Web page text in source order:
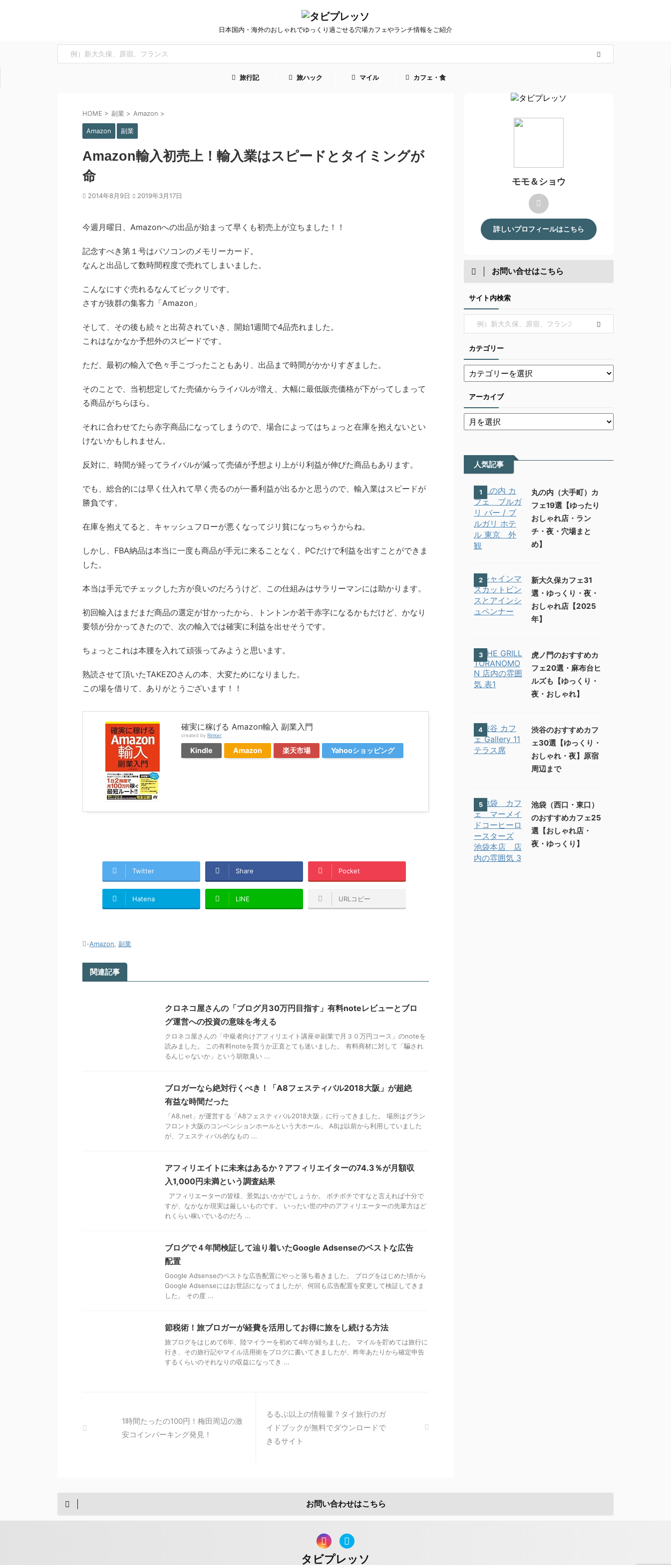
日本国内・海外のおしゃれでゆっくり過ごせる穴場カフェやランチ情報をご紹介
旅行記 旅ハック マイル カフェ・食
HOME > 副業 > Amazon >
Amazon 副業
Amazon輸入初売上！輸入業はスピードとタイミングが
命
2014年8月9日 2019年3月17日
今週月曜日、Amazonへの出品が始まって早くも初売上が立ちました！！
記念すべき第１号はパソコンのメモリーカード。
なんと出品して数時間程度で売れてしまいました。
こんなにすぐ売れるなんてビックリです。
さすが抜群の集客力「Amazon」
そして、その後も続々と出荷されていき、開始1週間で4品売れました。
これはなかなか予想外のスピードです。
ただ、最初の輸入で色々手こづったこともあり、出品まで時間がかかりすぎました。
そのことで、当初想定してた売値からライバルが増え、大幅に最低販売価格が下がってしまって
る商品がちらほら。
それに合わせてたら赤字商品になってしまうので、場合によってはちょっと在庫を抱えないとい
けないかもしれません。
反対に、時間が経ってライバルが減って売値が予想より上がり利益が伸びた商品もあります。
でも、総合的には早く仕入れて早く売るのが一番利益が出るかと思うので、輸入業はスピードが
勝負です。
在庫を抱えてると、キャッシュフローが悪くなってジリ貧になっちゃうからね。
しかし、FBA納品は本当に一度も商品が手元に来ることなく、PCだけで利益を出すことができま
した。
本当は手元でチェックした方が良いのだろうけど、この仕組みはサラリーマンには助かります。
初回輸入はまだまだ商品の選定が甘かったから、トントンか若干赤字になるかもだけど、かなり
要領が分かってきたので、次の輸入では確実に利益を出せそうです。
ちょっとこれは本腰を入れて頑張ってみようと思います。
熟読させて頂いたTAKEZOさんの本、大変ためになりました。
この場を借りて、ありがとうございます！！
確実に稼げる Amazon輸入 副業入門
created by Rinker
Kindle Amazon 楽天市場 Yahooショッピング
Twitter Share Pocket
Hatena LINE URLコピー
-Amazon 副業
関連記事
クロネコ屋さんの「ブログ月30万円目指す」有料noteレビューとブロ
グ運営への投資の意味を考える
クロネコ屋さんの「中級者向けアフィリエイト講座＠副業で月３０万円コース」のnoteを
読みました。 この有料noteを買うか正直とても迷いました。 有料商材に対して「騙され
るんじゃないか」という胡散臭い ...
ブロガーなら絶対行くべき！「A8フェスティバル2018大阪」が超絶
有益な時間だった
「A8.net」が運営する「A8フェスティバル2018大阪」に行ってきました。 場所はグラン
フロント大阪のコンベンションホールという大ホール。 A8は以前から利用していました
が、フェスティバル的なもの ...
アフィリエイトに未来はあるか？アフィリエイターの74.3％が月額収
入1,000円未満という調査結果
アフィリエーターの皆様、景気はいかがでしょうか。 ボチボチですなと言えれば十分で
すが、なかなか現実は厳しいものです。 いったい世の中のアフィリエーターの先輩方はど
れくらい稼いでいるのだろ ...
ブログで４年間検証して辿り着いたGoogle Adsenseのベストな広告
配置
Google Adsenseのベストな広告配置にやっと落ち着きました。 ブログをはじめた頃から
Google Adsenseにはお世話になってましたが、何回も広告配置を変更して検証してきま
した。 その度 ...
節税術！旅ブロガーが経費を活用してお得に旅をし続ける方法
旅ブログをはじめて6年、陸マイラーを初めて4年が経ちました。 マイルを貯めては旅行に
行き、その旅行記やマイル活用術をブログに書いてきましたが、昨年あたりから確定申告
するくらいのそれなりの収益になってき ...
1時間たったの100円！梅田周辺の激
安コインパーキング発見！
るるぶ以上の情報量？タイ旅行のガ
イドブックが無料でダウンロードで
きるサイト
モモ＆ショウ
詳しいプロフィールはこちら
お問い合せはこちら
サイト内検索
カテゴリー
アーカイブ
人気記事
1
丸の内（大手町）カ
フェ19選【ゆったり
おしゃれ店・ラン
チ・夜・穴場まと
め】
2
新大久保カフェ31
選・ゆっくり・夜・
おしゃれ店【2025
年】
3
虎ノ門のおすすめカ
フェ20選・麻布台ヒ
ルズも【ゆっくり・
夜・おしゃれ】
4
渋谷のおすすめカフ
ェ30選【ゆっくり・
おしゃれ・夜】原宿
周辺まで
5
池袋（西口・東口）
のおすすめカフェ25
選【おしゃれ店・
夜・ゆっくり】
お問い合わせはこちら
タビプレッソ